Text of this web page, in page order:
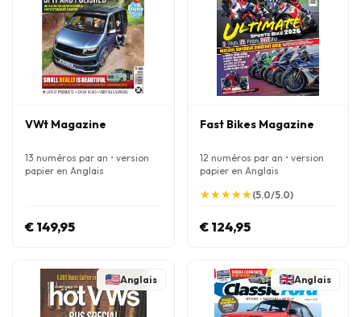
VWt Magazine
13 numéros par an • version
papier en Anglais
€ 149,95
Fast Bikes Magazine
12 numéros par an • version
papier en Anglais
★
★★
★★
★★
★★
★(5.0/5.0)
€ 124,95
Anglais Anglais